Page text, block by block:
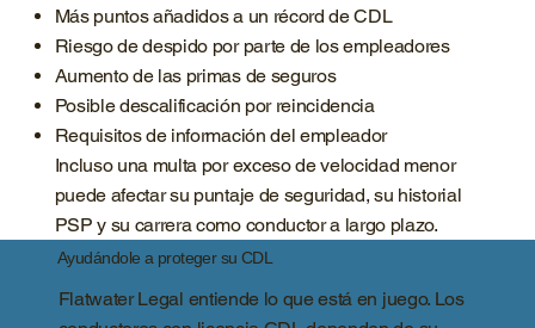
Más puntos añadidos a un récord de CDL
Riesgo de despido por parte de los empleadores
Aumento de las primas de seguros
Posible descalificación por reincidencia
Requisitos de información del empleador
Incluso una multa por exceso de velocidad menor
puede afectar su puntaje de seguridad, su historial
PSP y su carrera como conductor a largo plazo.
Ayudándole a proteger su CDL
Flatwater Legal entiende lo que está en juego. Los